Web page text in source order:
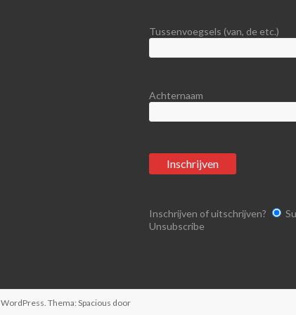
Tussenvoegsels (van, de etc.)
Achternaam
Inschrijven of uitschrijven?
Unsubscribe
WordPress . Thema: Spacious door